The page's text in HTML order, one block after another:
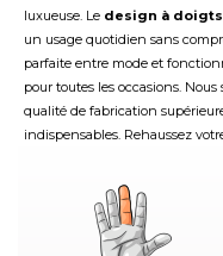
luxueuse. Le design à
un usage quotidien sans
parfaite entre mode et
pour toutes les occasions.
qualité de fabrication
indispensables. Rehaussez